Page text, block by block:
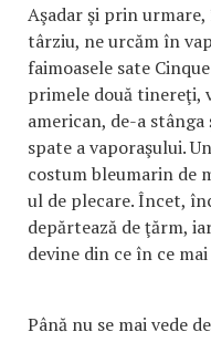
Aşadar şi prin
târziu, ne urcăm în
faimoasele sate
primele două tinereţi,
american, de-a
spate a vaporaşului.
costum bleumarin de
ul de plecare. Încet,
depărtează de ţărm,
devine din ce în ce
Până nu se mai vede